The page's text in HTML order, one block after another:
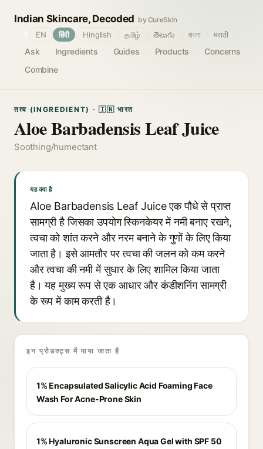
Indian Skincare, Decoded by CureSkin
Ask Ingredients Guides Products
Concerns
Combine
EN हिंदी Hinglish தமிழ் తెలుగు বাংলা मराठी
तत्व (INGREDIENT) · 🇮🇳 भारत
Aloe Barbadensis Leaf Juice
Soothing/humectant
यह क्या है
Aloe Barbadensis Leaf Juice एक पौधे से प्राप्त
सामग्री है जिसका उपयोग स्किनकेयर में नमी बनाए रखने,
त्वचा को शांत करने और नरम बनाने के गुणों के लिए किया
जाता है। इसे आमतौर पर त्वचा की जलन को कम करने
और त्वचा की नमी में सुधार के लिए शामिल किया जाता
है। यह मुख्य रूप से एक आधार और कंडीशनिंग सामग्री
के रूप में काम करती है।
इन प्रोडक्ट्स में पाया जाता है
1% Encapsulated Salicylic Acid Foaming Face
Wash For Acne-Prone Skin
1% Hyaluronic Sunscreen Aqua Gel with SPF 50